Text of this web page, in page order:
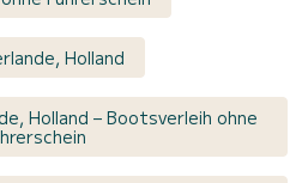
Holland
Holland – Bootsverleih ohne